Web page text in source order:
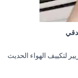
لتكييف الهواء الحديث